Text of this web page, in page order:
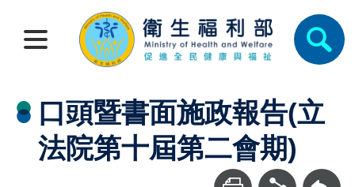
口頭暨書面施政報告(立
法院第十屆第二會期)
回上一頁